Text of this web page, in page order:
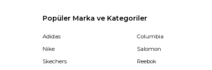
Popüler Marka ve Kategoriler
Adidas
Nike
Skechers
Columbia
Salomon
Reebok